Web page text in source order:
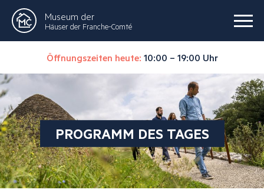
Museum der
Häuser der Franche-Comté
Öffnungszeiten heute: 10:00 – 19:00 Uhr
PROGRAMM DES TAGES